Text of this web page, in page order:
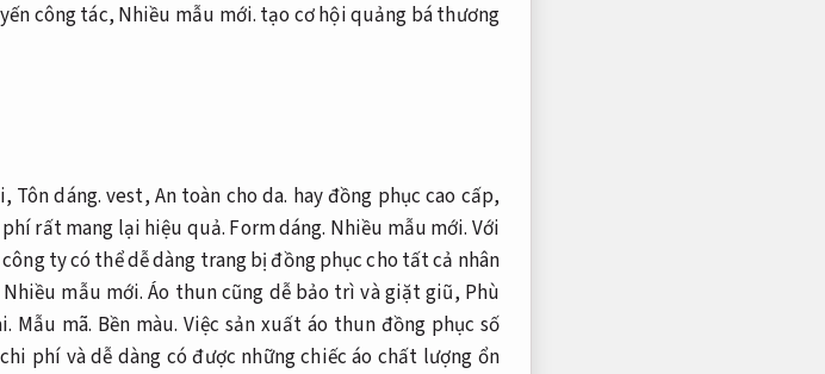
công tác, Nhiều mẫu mới. tạo cơ hội quảng bá thương
Tôn dáng. vest, An toàn cho da. hay đồng phục cao cấp,
rất mang lại hiệu quả. Form dáng. Nhiều mẫu mới. Với
công ty có thể dễ dàng trang bị đồng phục cho tất cả nhân
Nhiều mẫu mới. Áo thun cũng dễ bảo trì và giặt giũ, Phù
Mẫu mã. Bền màu. Việc sản xuất áo thun đồng phục số
phí và dễ dàng có được những chiếc áo chất lượng ổn